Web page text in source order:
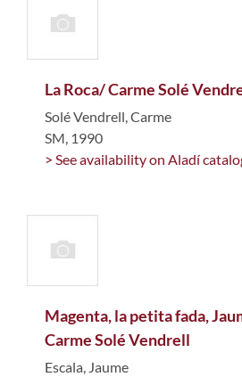
La Roca/ Carme Solé
Solé Vendrell, Carme
SM, 1990
> See availability on Aladí
Magenta, la petita fada,
Carme Solé Vendrell
Escala, Jaume